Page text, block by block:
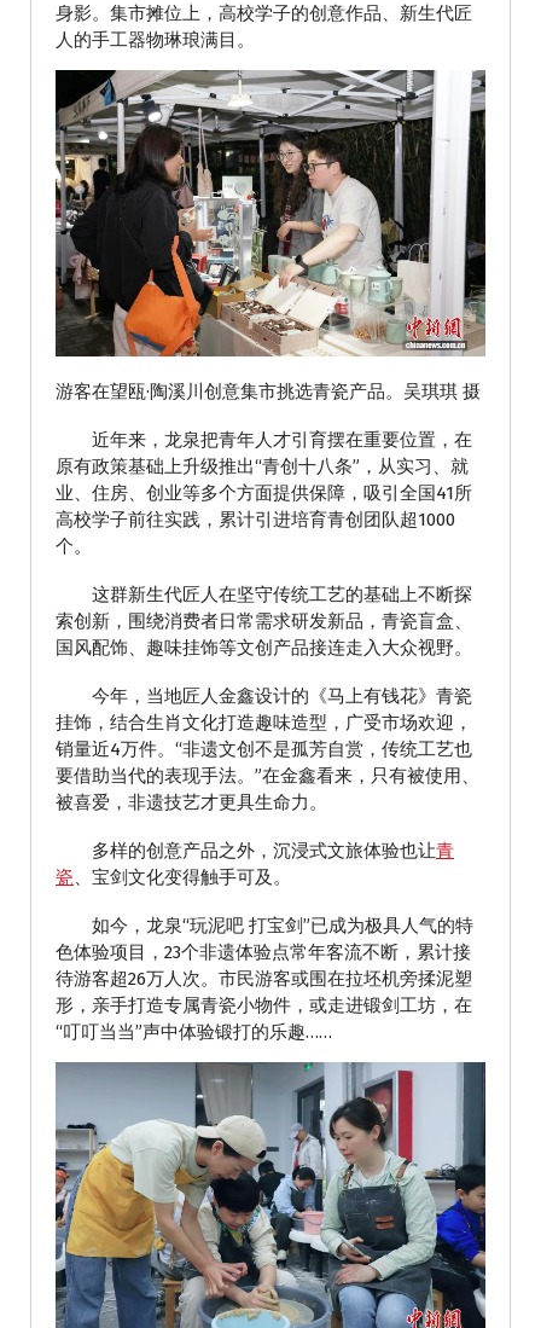
身影。集市摊位上，高校学子的创意作品、新生代匠
人的手工器物琳琅满目。
游客在望瓯·陶溪川创意集市挑选青瓷产品。吴琪琪 摄
近年来，龙泉把青年人才引育摆在重要位置，在
原有政策基础上升级推出“青创十八条”，从实习、就
业、住房、创业等多个方面提供保障，吸引全国41所
高校学子前往实践，累计引进培育青创团队超1000
个。
这群新生代匠人在坚守传统工艺的基础上不断探
索创新，围绕消费者日常需求研发新品，青瓷盲盒、
国风配饰、趣味挂饰等文创产品接连走入大众视野。
今年，当地匠人金鑫设计的《马上有钱花》青瓷
挂饰，结合生肖文化打造趣味造型，广受市场欢迎，
销量近4万件。“非遗文创不是孤芳自赏，传统工艺也
要借助当代的表现手法。”在金鑫看来，只有被使用、
被喜爱，非遗技艺才更具生命力。
多样的创意产品之外，沉浸式文旅体验也让青
瓷、宝剑文化变得触手可及。
如今，龙泉“玩泥吧 打宝剑”已成为极具人气的特
色体验项目，23个非遗体验点常年客流不断，累计接
待游客超26万人次。市民游客或围在拉坯机旁揉泥塑
形，亲手打造专属青瓷小物件，或走进锻剑工坊，在
“叮叮当当”声中体验锻打的乐趣……